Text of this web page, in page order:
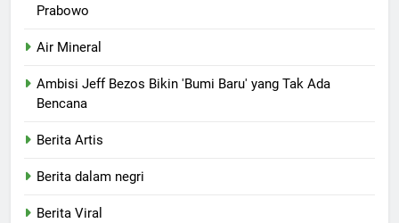
Prabowo
Air Mineral
Ambisi Jeff Bezos Bikin 'Bumi Baru' yang Tak Ada
Bencana
Berita Artis
Berita dalam negri
Berita Viral